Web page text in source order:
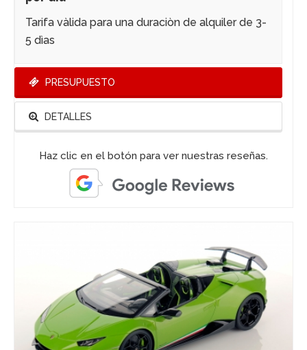
Tarifa vàlida para una duraciòn de alquiler de 3-
5 dìas
PRESUPUESTO
DETALLES
Haz clic en el botón para ver nuestras reseñas.